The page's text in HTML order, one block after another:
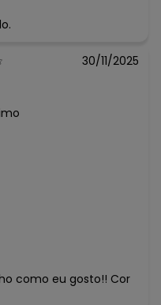
30/11/2025
como eu gosto!! Cor